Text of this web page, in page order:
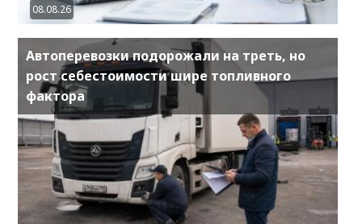
08.08.26
Автоперевозки подорожали на треть, но
рост себестоимости шире топливного
фактора